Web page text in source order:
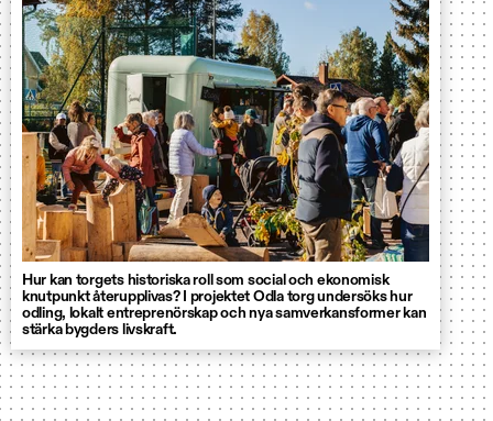
Hur kan torgets historiska roll som social och ekonomisk
knutpunkt återupplivas? I projektet Odla torg undersöks hur
odling, lokalt entreprenörskap och nya samverkansformer kan
stärka bygders livskraft.